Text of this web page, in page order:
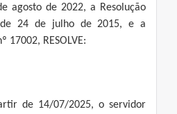
agosto de 2022, a Resolução
de 24 de julho de 2015, e a
17002, RESOLVE:
de 14/07/2025, o servidor